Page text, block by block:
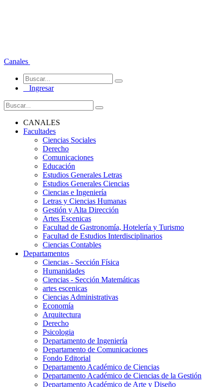
Canales
Ingresar
CANALES
Facultades
Ciencias Sociales
Derecho
Comunicaciones
Educación
Estudios Generales Letras
Estudios Generales Ciencias
Ciencias e Ingeniería
Letras y Ciencias Humanas
Gestión y Alta Dirección
Artes Escenicas
Facultad de Gastronomía, Hotelería y Turismo
Facultad de Estudios Interdisciplinarios
Ciencias Contables
Departamentos
Ciencias - Sección Física
Humanidades
Ciencias - Sección Matemáticas
artes escenicas
Ciencias Administrativas
Economía
Arquitectura
Derecho
Psicologia
Departamento de Ingeniería
Departamento de Comunicaciones
Fondo Editorial
Departamento Académico de Ciencias
Departamento Académico de Ciencias de la Gestión
Departamento Académico de Arte y Diseño